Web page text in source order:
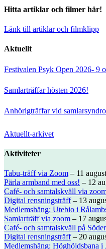
Hitta artiklar och filmer här!
Länk till artiklar och filmklipp
Aktuellt
Festivalen Psyk Open 2026- 9
Samlarträffar hösten 2026!
Anhörigträffar vid
Aktuellt-arkivet
Aktiviteter
Tabu-träff via Zoom – 11
Pärla armband med oss! – 12
Café- och samtalskväll via
Digital rensningsträff– 13
Medlemshäng: Utebio i
Samlarträff via zoom – 17
Café- och samtalskväll på
Digital rensningsträff– 20
Medlemshäng: Höghöjdsbana i